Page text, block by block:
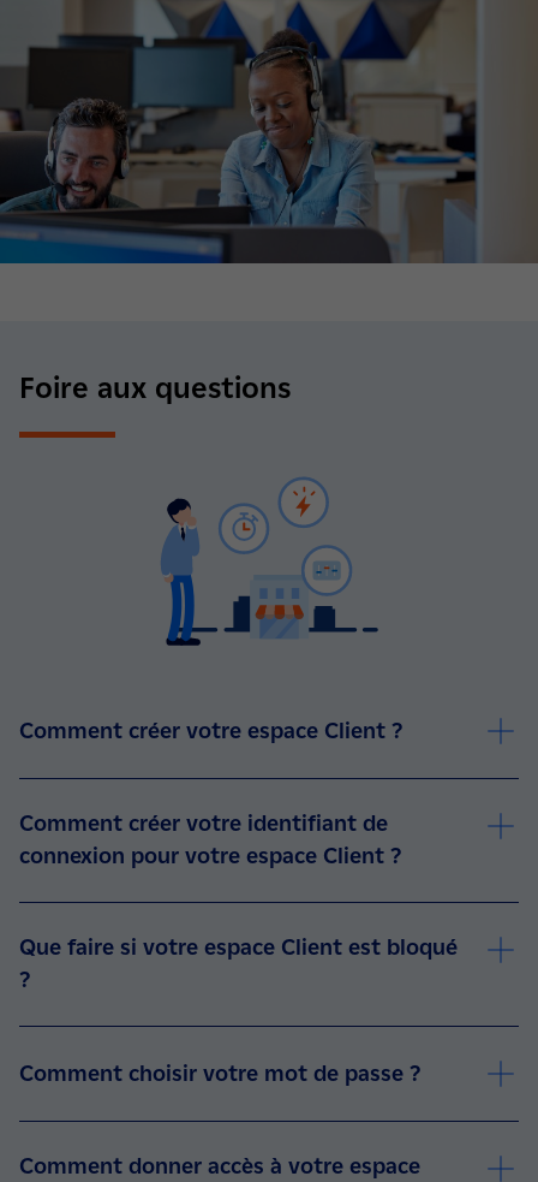
Foire aux questions
Comment créer votre espace Client ?
Comment créer votre identifiant de
connexion pour votre espace Client ?
Que faire si votre espace Client est bloqué
?
Comment choisir votre mot de passe ?
Comment donner accès à votre espace